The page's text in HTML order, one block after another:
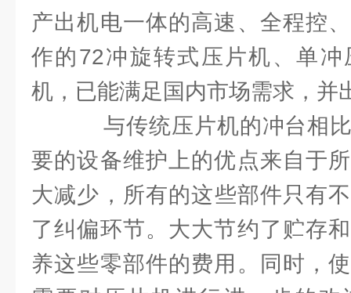
产出机电一体的高速、全程控
作的72冲旋转式压片机、单
机，已能满足国内市场需求，并
与传统压片机的冲台相
要的设备维护上的优点来自于
大减少，所有的这些部件只有
了纠偏环节。大大节约了贮存
养这些零部件的费用。同时，